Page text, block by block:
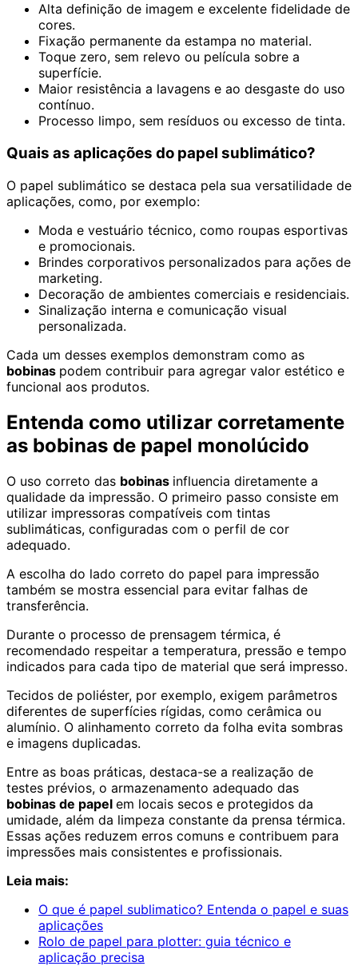
Alta definição de imagem e excelente fidelidade de
cores.
Fixação permanente da estampa no material.
Toque zero, sem relevo ou película sobre a
superfície.
Maior resistência a lavagens e ao desgaste do uso
contínuo.
Processo limpo, sem resíduos ou excesso de tinta.
Quais as aplicações do papel sublimático?
O papel sublimático se destaca pela sua versatilidade de
aplicações, como, por exemplo:
Moda e vestuário técnico, como roupas esportivas
e promocionais.
Brindes corporativos personalizados para ações de
marketing.
Decoração de ambientes comerciais e residenciais.
Sinalização interna e comunicação visual
personalizada.
Cada um desses exemplos demonstram como as
bobinas podem contribuir para agregar valor estético e
funcional aos produtos.
Entenda como utilizar corretamente
as bobinas de papel monolúcido
O uso correto das bobinas influencia diretamente a
qualidade da impressão. O primeiro passo consiste em
utilizar impressoras compatíveis com tintas
sublimáticas, configuradas com o perfil de cor
adequado.
A escolha do lado correto do papel para impressão
também se mostra essencial para evitar falhas de
transferência.
Durante o processo de prensagem térmica, é
recomendado respeitar a temperatura, pressão e tempo
indicados para cada tipo de material que será impresso.
Tecidos de poliéster, por exemplo, exigem parâmetros
diferentes de superfícies rígidas, como cerâmica ou
alumínio. O alinhamento correto da folha evita sombras
e imagens duplicadas.
Entre as boas práticas, destaca-se a realização de
testes prévios, o armazenamento adequado das
bobinas de papel em locais secos e protegidos da
umidade, além da limpeza constante da prensa térmica.
Essas ações reduzem erros comuns e contribuem para
impressões mais consistentes e profissionais.
Leia mais:
O que é papel sublimatico? Entenda o papel e suas
aplicações
Rolo de papel para plotter: guia técnico e
aplicação precisa